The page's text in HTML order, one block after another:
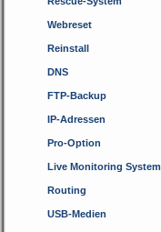
Webreset
Reinstall
DNS
FTP-Backup
IP-Adressen
Pro-Option
Live Monitoring System
Routing
USB-Medien